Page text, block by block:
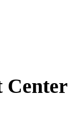
Center